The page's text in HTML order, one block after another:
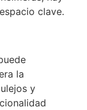
clave.
la
y